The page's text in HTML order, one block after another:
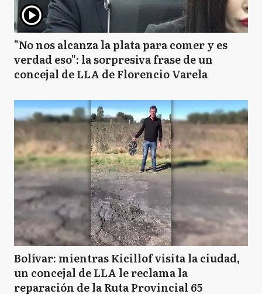
"No nos alcanza la plata para comer y es
verdad eso": la sorpresiva frase de un
concejal de LLA de Florencio Varela
Bolívar: mientras Kicillof visita la ciudad,
un concejal de LLA le reclama la
reparación de la Ruta Provincial 65